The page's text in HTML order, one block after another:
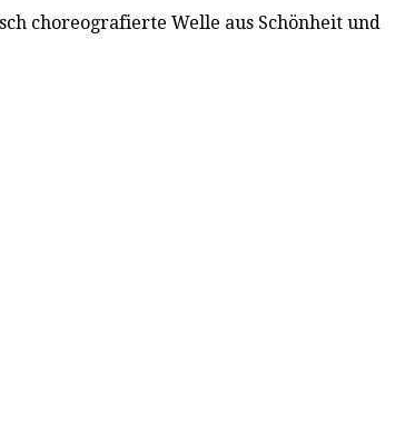
choreografierte Welle aus Schönheit und